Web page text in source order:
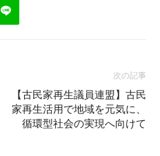
次の記事
【古民家再生議員連盟】古民
家再生活用で地域を元気に、
循環型社会の実現へ向けて